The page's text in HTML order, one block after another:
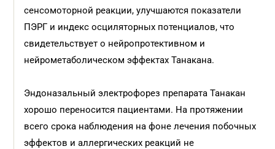
сенсомоторной реакции, улучшаются показатели
ПЭРГ и индекс осциляторных потенциалов, что
свидетельствует о нейропротективном и
нейрометаболическом эффектах Танакана.
Эндоназальный электрофорез препарата Танакан
хорошо переносится пациентами. На протяжении
всего срока наблюдения на фоне лечения побочных
эффектов и аллергических реакций не